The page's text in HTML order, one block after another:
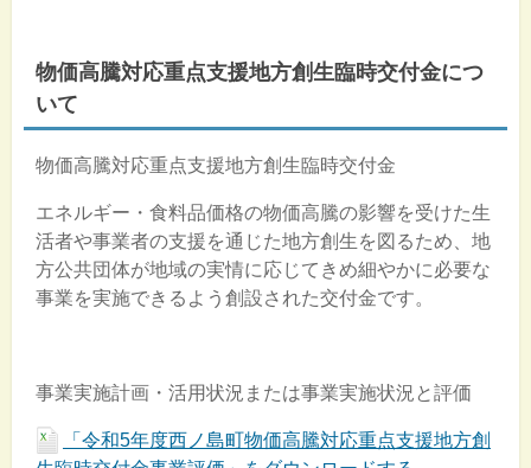
物価高騰対応重点支援地方創生臨時交付金につ
いて
物価高騰対応重点支援地方創生臨時交付金
エネルギー・食料品価格の物価高騰の影響を受けた生
活者や事業者の支援を通じた地方創生を図るため、地
方公共団体が地域の実情に応じてきめ細やかに必要な
事業を実施できるよう創設された交付金です。
事業実施計画・活用状況または事業実施状況と評価
「令和5年度西ノ島町物価高騰対応重点支援地方創